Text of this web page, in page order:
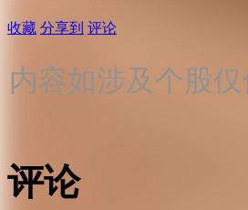
收藏 分享到 评论
内容如涉及个股
评论